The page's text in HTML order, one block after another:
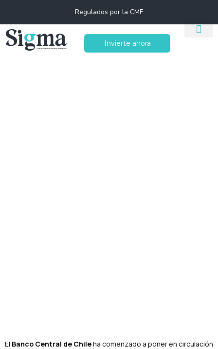
Regulados por la CMF
Invierte ahora
El Banco Central de Chileha comenzado a poner en circulación